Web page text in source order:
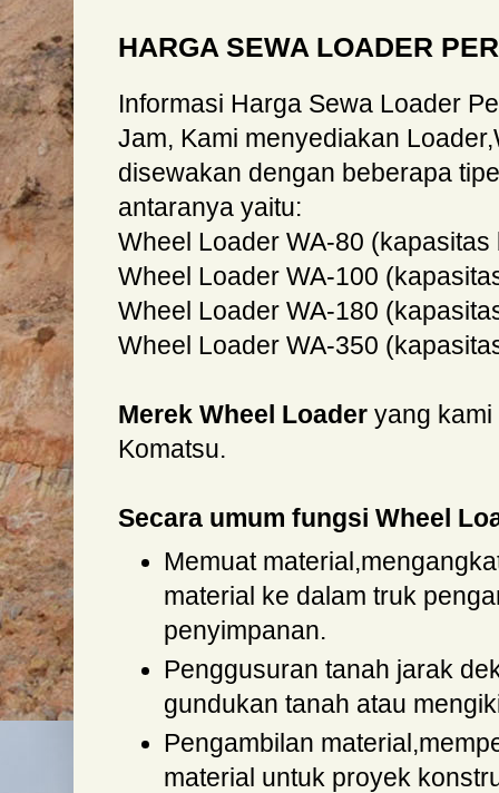
HARGA SEWA LOADER
Informasi Harga Sewa Loader
Jam, Kami menyediakan
disewakan dengan beberapa
antaranya yaitu:
Wheel Loader WA-80
Wheel Loader WA-100
Wheel Loader WA-180
Wheel Loader WA-350
Merek Wheel Loader yang
Komatsu.
Secara umum fungsi Wheel
Memuat
material ke dalam truk
penyimpanan.
Penggusuran tanah jarak
gundukan tanah atau
Pengambilan
material untuk proyek